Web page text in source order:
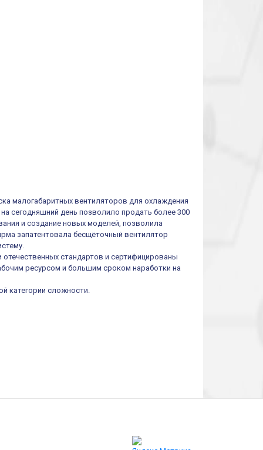
малогабаритных вентиляторов для охлаждения
сегодняшний день позволило продать более 300
и создание новых моделей, позволила
запатентовала бесщёточный вентилятор
стандартов и сертифицированы
ресурсом и большим сроком наработки на
категории сложности.